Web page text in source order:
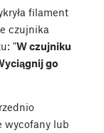
filament
czujnika
"W czujniku
go
wycofany lub